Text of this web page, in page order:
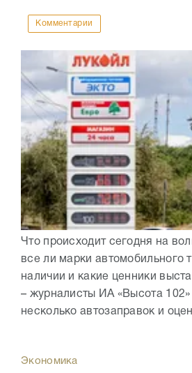
Комментарии
Что происходит сегодня на
все ли марки автомобильного
наличии и какие ценники
– журналисты ИА «Высота 102»
несколько автозаправок и
Экономика